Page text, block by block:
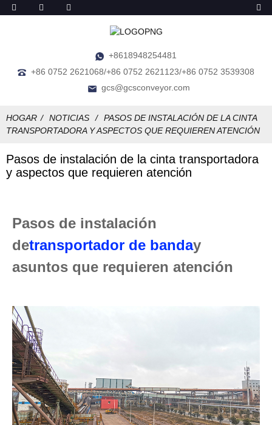
+8618948254481
+86 0752 2621068/+86 0752 2621123/+86 0752 3539308
gcs@gcsconveyor.com
HOGAR NOTICIAS
PASOS DE INSTALACIÓN DE LA CINTA
TRANSPORTADORA Y ASPECTOS QUE REQUIEREN ATENCIÓN
Pasos de instalación de la cinta transportadora
y aspectos que requieren atención
Pasos de instalación
detransportador de banday
asuntos que requieren atención